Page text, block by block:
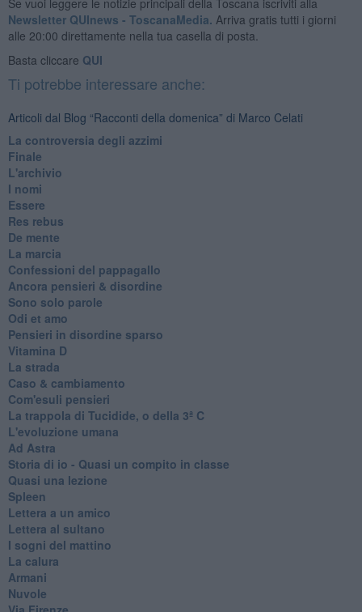
Newsletter QUInews - ToscanaMedia. Arriva gratis tutti i giorni
alle 20:00 direttamente nella tua casella di posta.
Basta cliccare QUI
Ti potrebbe interessare anche:
Articoli dal Blog “Racconti della domenica” di Marco Celati
La controversia degli azzimi
Finale
L'archivio
I nomi
Essere
Res rebus
De mente
La marcia
Confessioni del pappagallo
Ancora pensieri & disordine
Sono solo parole
Odi et amo
Pensieri in disordine sparso
Vitamina D
La strada
Caso & cambiamento
Com'esuli pensieri
La trappola di Tucidide, o della 3ª C
L'evoluzione umana
Ad Astra
Storia di io - Quasi un compito in classe
Quasi una lezione
Spleen
Lettera a un amico
Lettera al sultano
I sogni del mattino
La calura
Armani
Nuvole